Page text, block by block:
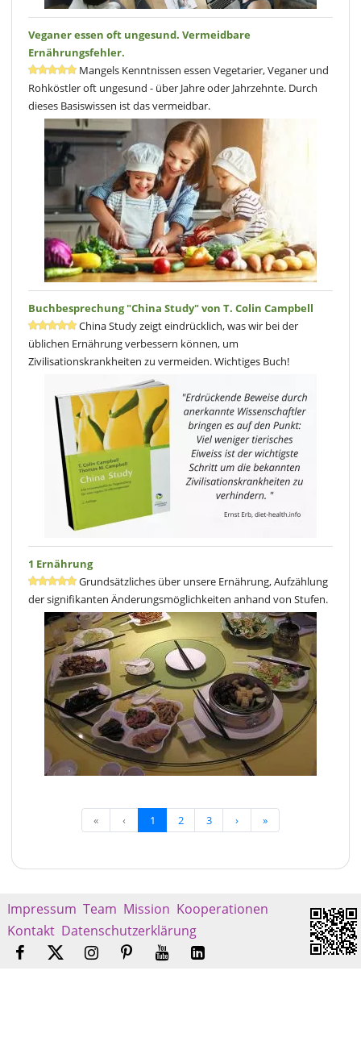
Veganer essen oft ungesund. Vermeidbare
Ernährungsfehler.
Mangels Kenntnissen essen Vegetarier, Veganer und
Rohköstler oft ungesund - über Jahre oder Jahrzehnte. Durch
dieses Basiswissen ist das vermeidbar.
Buchbesprechung "China Study" von T. Colin Campbell
China Study zeigt eindrücklich, was wir bei der
üblichen Ernährung verbessern können, um
Zivilisationskrankheiten zu vermeiden. Wichtiges Buch!
1 Ernährung
Grundsätzliches über unsere Ernährung, Aufzählung
der signifikanten Änderungsmöglichkeiten anhand von Stufen.
« ‹ 1 2 3 › »
Impressum Team Mission Kooperationen
Kontakt Datenschutzerklärung